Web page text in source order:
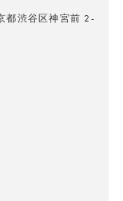
都渋谷区神宮前 2-